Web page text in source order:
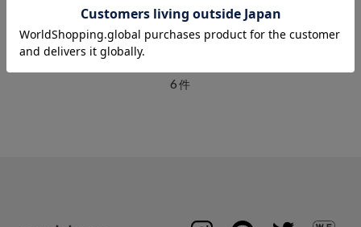
ＷＡＳＨＥＤ ＬＯＧＯトート
￥7,920
Wide boston S
￥15,400
6件